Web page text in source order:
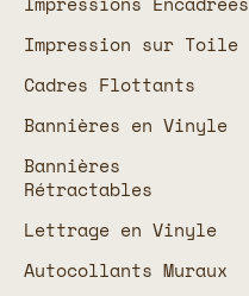
Impression sur Toile
Cadres Flottants
Bannières en Vinyle
Bannières
Rétractables
Lettrage en Vinyle
Autocollants Muraux